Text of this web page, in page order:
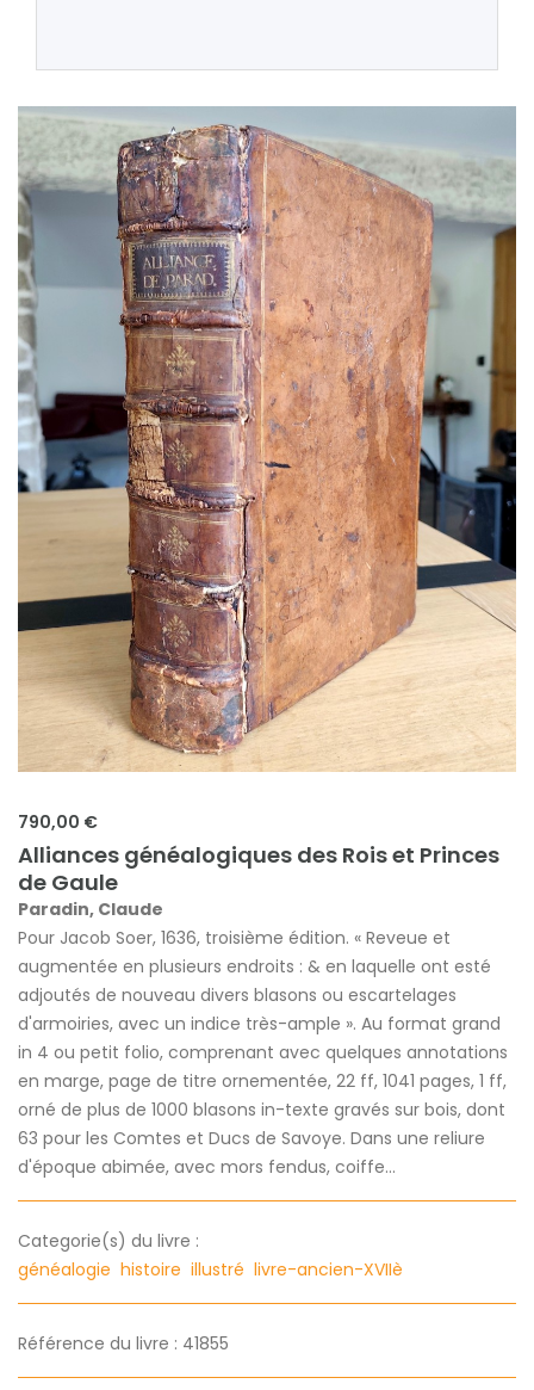
790,00 €
Alliances généalogiques des Rois et Princes
de Gaule
Paradin, Claude
Pour Jacob Soer, 1636, troisième édition. « Reveue et
augmentée en plusieurs endroits : & en laquelle ont esté
adjoutés de nouveau divers blasons ou escartelages
d'armoiries, avec un indice très-ample ». Au format grand
in 4 ou petit folio, comprenant avec quelques annotations
en marge, page de titre ornementée, 22 ff, 1041 pages, 1 ff,
orné de plus de 1000 blasons in-texte gravés sur bois, dont
63 pour les Comtes et Ducs de Savoye. Dans une reliure
d'époque abimée, avec mors fendus, coiffe...
Categorie(s) du livre :
généalogie histoire illustré livre-ancien-XVIIè
Référence du livre : 41855